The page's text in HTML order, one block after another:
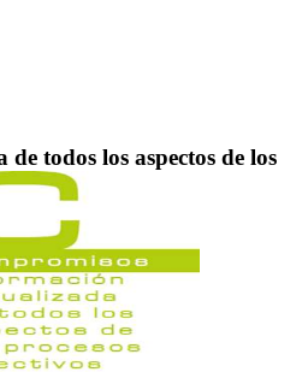
todos los aspectos de los